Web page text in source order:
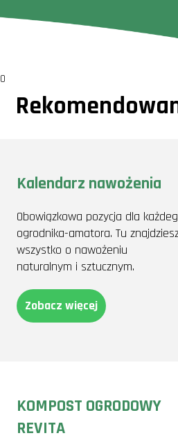
0
Kalendarz nawożenia
Obowiązkowa pozycja dla
ogrodnika-amatora. Tu
wszystko o nawożeniu
naturalnym i sztucznym.
Zobacz więcej
KOMPOST OGRODOWY
REVITA